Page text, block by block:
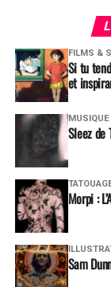
FILMS &
Si tu
et
MUSIQUE
Sleez de
Morpi :
Sam